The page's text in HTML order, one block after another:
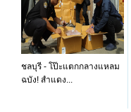
ชลบุรี - โป๊ะแตกกลางแหลม
ฉบัง! สำแดง...